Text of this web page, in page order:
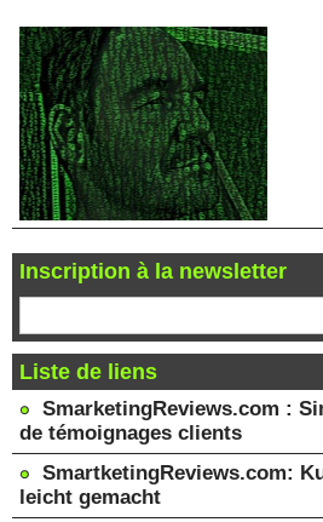
Inscription à la newsletter
Liste de liens
SmarketingReviews.com :
de témoignages clients
SmartketingReviews.com:
leicht gemacht